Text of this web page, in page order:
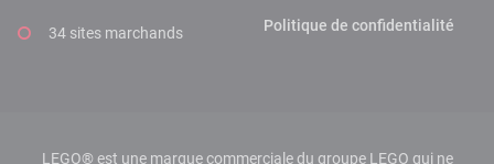
34 sites marchands Politique de confidentialité
LEGO® est une marque commerciale du groupe LEGO qui ne